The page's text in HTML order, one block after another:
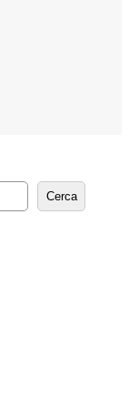
Cerca